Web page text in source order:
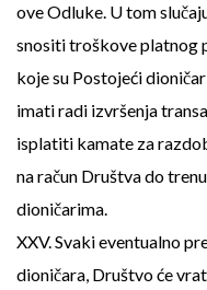
ove Odluke. U tom
snositi troškove platnog
koje su Postojeći
imati radi izvršenja
isplatiti kamate za
na račun Društva do
dioničarima.
XXV. Svaki eventualno
dioničara, Društvo će